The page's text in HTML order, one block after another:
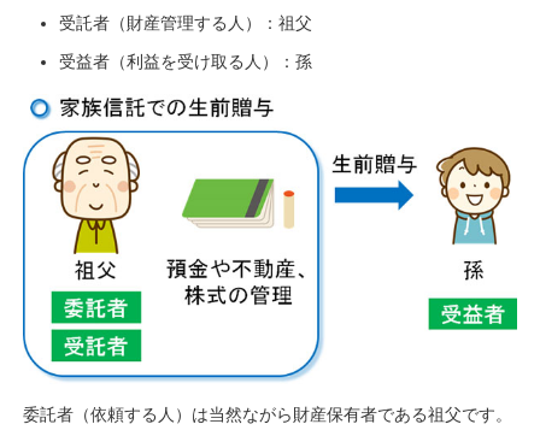
受託者（財産管理する人）：祖父
受益者（利益を受け取る人）：孫
委託者（依頼する人）は当然ながら財産保有者である祖父です。